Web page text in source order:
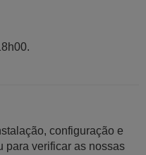
configuração e
para verificar as nossas